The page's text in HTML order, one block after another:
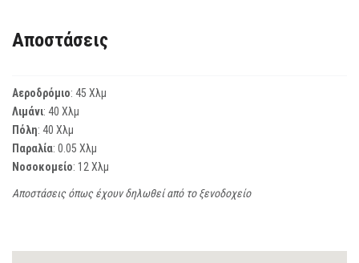
Αποστάσεις
Αεροδρόμιο: 45 Χλμ
Λιμάνι: 40 Χλμ
Πόλη: 40 Χλμ
Παραλία: 0.05 Χλμ
Νοσοκομείο: 12 Χλμ
Αποστάσεις όπως έχουν δηλωθεί από το ξενοδοχείο